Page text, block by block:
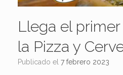
Llega el
la Pizza y
Publicado el 7 febrero 2023